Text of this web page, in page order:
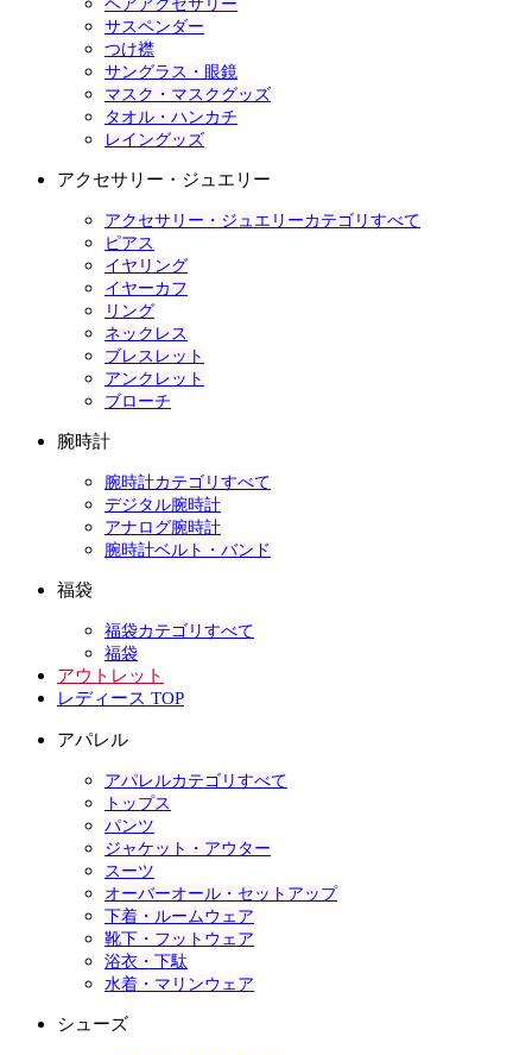
ヘアアクセサリー
サスペンダー
つけ襟
サングラス・眼鏡
マスク・マスクグッズ
タオル・ハンカチ
レイングッズ
アクセサリー・ジュエリー
アクセサリー・ジュエリーカテゴリすべて
ピアス
イヤリング
イヤーカフ
リング
ネックレス
ブレスレット
アンクレット
ブローチ
腕時計
腕時計カテゴリすべて
デジタル腕時計
アナログ腕時計
腕時計ベルト・バンド
福袋
福袋カテゴリすべて
福袋
アウトレット
レディース TOP
アパレル
アパレルカテゴリすべて
トップス
パンツ
ジャケット・アウター
スーツ
オーバーオール・セットアップ
下着・ルームウェア
靴下・フットウェア
浴衣・下駄
水着・マリンウェア
シューズ